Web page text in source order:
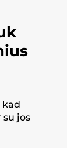
kad
su jos